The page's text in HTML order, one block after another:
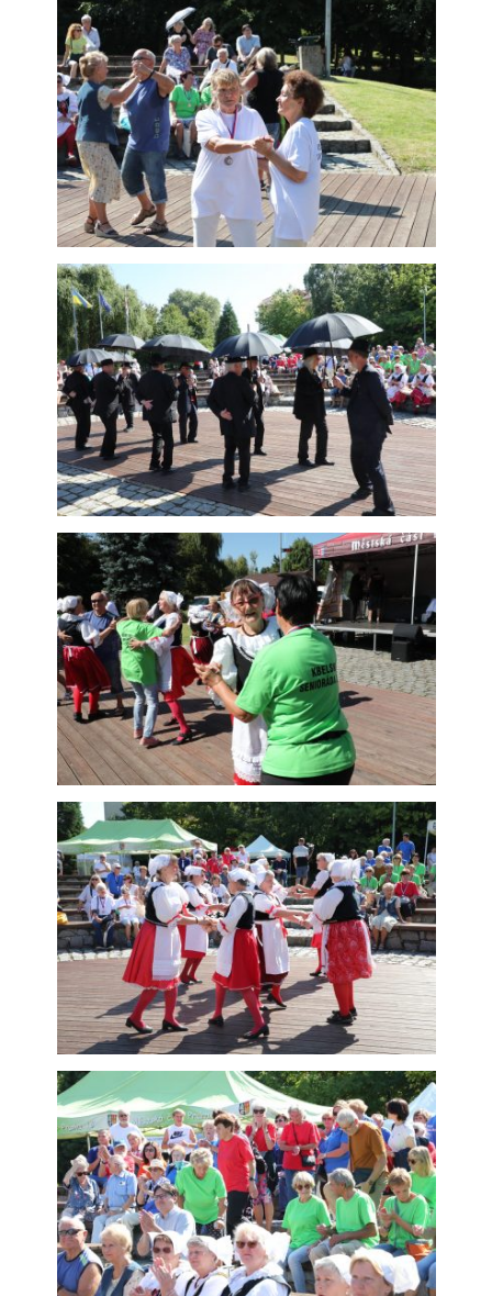
Personalizované
soubory cookie
Používáme rovněž
soubory cookie a
další technologie,
abychom
přizpůsobili naše
webové stránky
potřebám a
zájmům našich
návštěvníků.
Reklamní cookies
Reklamní cookies
používáme my
nebo naši partneři,
abychom Vám
mohli zobrazit
vhodné obsahy
nebo reklamy jak
na našich
stránkách, tak na
stránkách třetích
subjektů. Díky tomu
můžeme vytvářet
profily založené na
Vašich zájmech, tak
zvané
pseudonymizované
profily. Na základě
těchto informací
není zpravidla
možná
bezprostřední
identifikace Vaší
osoby, protože
jsou používány
pouze
pseudonymizované
údaje. Pokud
nevyjádříte
souhlas, nebudete
příjemcem obsahů
a reklam
přizpůsobených
Vašim zájmům.